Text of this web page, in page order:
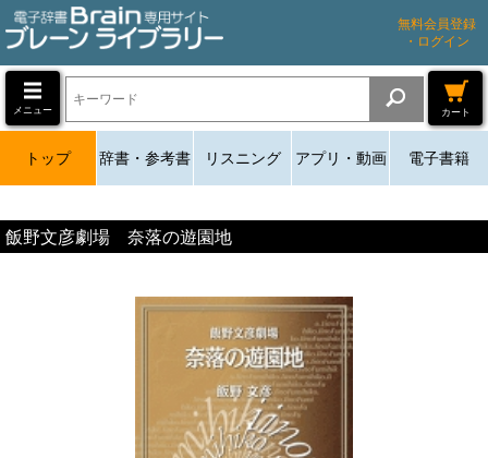
無料会員登録
・ログイン
メニュー カート
トップ 辞書・参考書 リスニング アプリ・動画 電子書籍
飯野文彦劇場 奈落の遊園地